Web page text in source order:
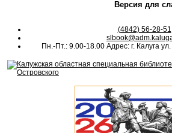
Версия для
(4842) 56-28-51
Пн.-Пт.: 9.00-18.00 Адрес: г. Калуга